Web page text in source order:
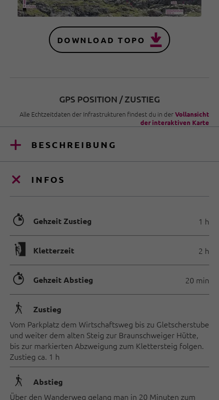
DOWNLOAD TOPO
GPS POSITION / ZUSTIEG
Alle Echtzeitdaten der Infrastrukturen findest du in derVollansicht
der interaktiven Karte
BESCHREIBUNG
INFOS
🐲 Gehzeit Zustieg 1 h
🄱 Kletterzeit 2 h
🐲 Gehzeit Abstieg 20 min
🛬 Zustieg
Vom Parkplatz dem Wirtschaftsweg bis zu Gletscherstube
und weiter dem alten Steig zur Braunschweiger Hütte,
bis zur markierten Abzweigung zum Klettersteig folgen.
Zustieg ca. 1 h
🛬 Abstieg
Über den Wanderweg gelang man in 20 Minuten zum